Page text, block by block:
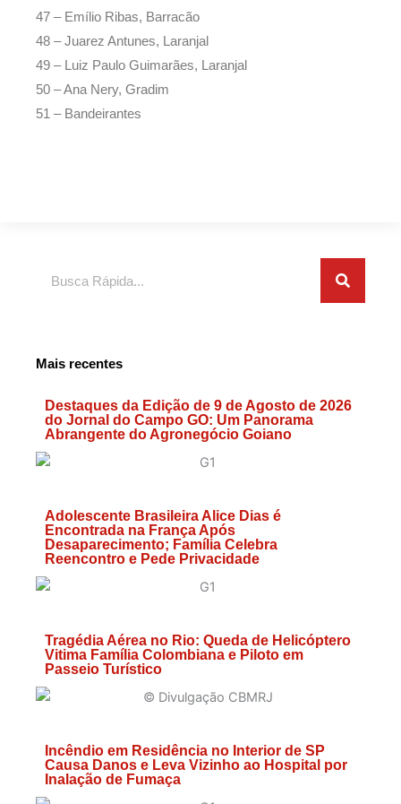
47 – Emílio Ribas, Barracão
48 – Juarez Antunes, Laranjal
49 – Luiz Paulo Guimarães, Laranjal
50 – Ana Nery, Gradim
51 – Bandeirantes
Mais recentes
Destaques da Edição de 9 de Agosto de 2026
do Jornal do Campo GO: Um Panorama
Abrangente do Agronegócio Goiano
Adolescente Brasileira Alice Dias é
Encontrada na França Após
Desaparecimento; Família Celebra
Reencontro e Pede Privacidade
Tragédia Aérea no Rio: Queda de Helicóptero
Vitima Família Colombiana e Piloto em
Passeio Turístico
Incêndio em Residência no Interior de SP
Causa Danos e Leva Vizinho ao Hospital por
Inalação de Fumaça